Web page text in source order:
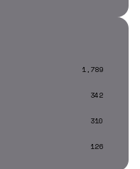
1,789
342
310
126